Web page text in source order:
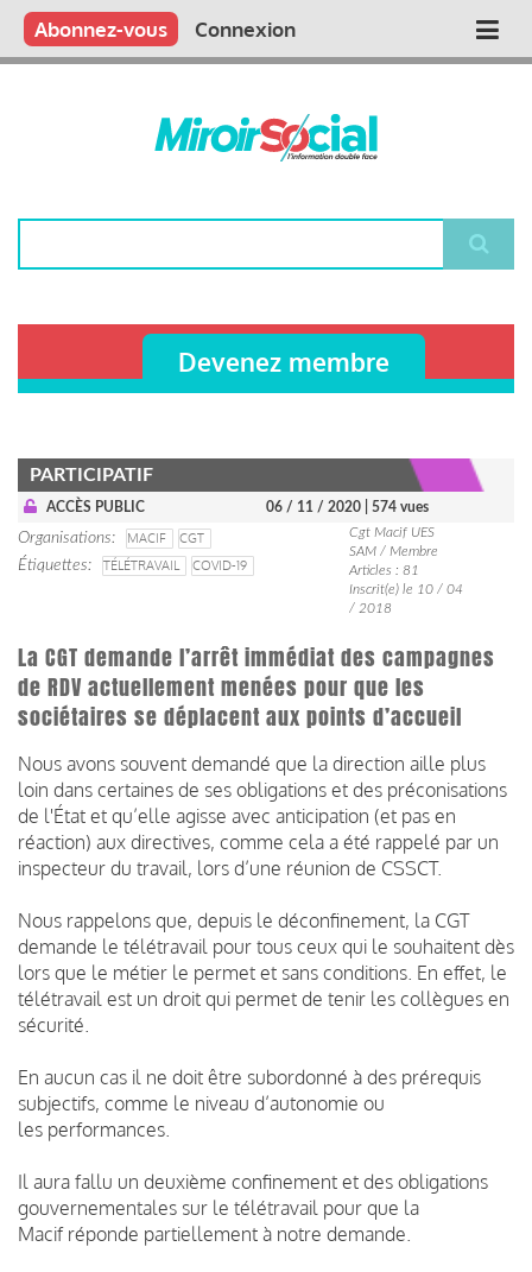
Aller
contenu
Main
Qui sommes nous ?
Vous publiez
Nous publions
Contactez-nous
Abonnez-vous Connexion
Devenez membre
PARTICIPATIF
ACCÈS PUBLIC 06 / 11 / 2020 | 574 vues
Organisations MACIF
CGT
Étiquettes
TÉLÉTRAVAIL COVID-19
Cgt Macif UES
SAM / Membre
Articles : 81
Inscrit(e) le 10 / 04
/ 2018
La CGT demande l’arrêt immédiat des campagnes
de RDV actuellement menées pour que les
sociétaires se déplacent aux points d’accueil
Nous avons souvent demandé que la direction aille plus
loin dans certaines de ses obligations et des préconisations
de l'État et qu’elle agisse avec anticipation (et pas en
réaction) aux directives, comme cela a été rappelé par un
inspecteur du travail, lors d’une réunion de CSSCT.
Nous rappelons que, depuis le déconfinement, la CGT
demande le télétravail pour tous ceux qui le souhaitent dès
lors que le métier le permet et sans conditions. En effet, le
télétravail est un droit qui permet de tenir les collègues en
sécurité.
En aucun cas il ne doit être subordonné à des prérequis
subjectifs, comme le niveau d’autonomie ou
les performances.
Il aura fallu un deuxième confinement et des obligations
gouvernementales sur le télétravail pour que la
Macif réponde partiellement à notre demande.